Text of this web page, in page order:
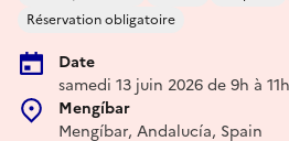
Réservation obligatoire
Date
samedi 13 juin 2026 de 9h à 11h
Mengíbar
Mengíbar, Andalucía, Spain